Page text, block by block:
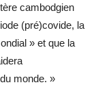
cambodgien
(pré)covide, la
» et que la
monde. »